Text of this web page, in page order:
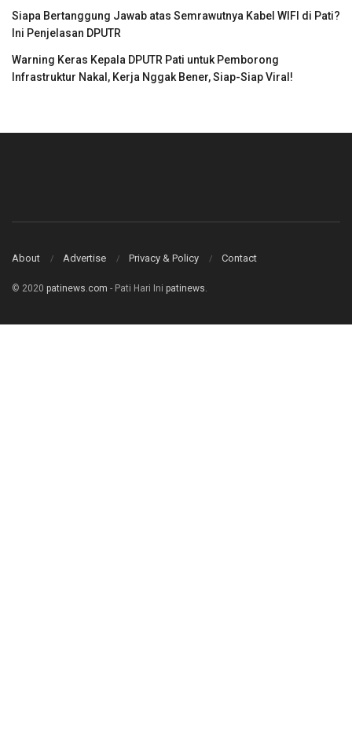
Siapa Bertanggung Jawab atas Semrawutnya Kabel WIFI di Pati?
Ini Penjelasan DPUTR
Warning Keras Kepala DPUTR Pati untuk Pemborong
Infrastruktur Nakal, Kerja Nggak Bener, Siap-Siap Viral!
About Advertise Privacy & Policy Contact
© 2020 patinews.com - Pati Hari Ini patinews